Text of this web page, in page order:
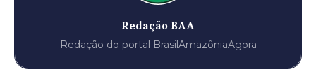
Redação BAA
Redação do portal BrasilAmazôniaAgora